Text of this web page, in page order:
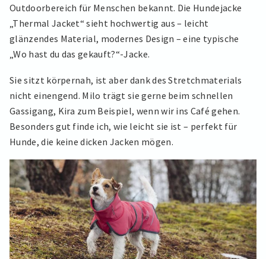
Outdoorbereich für Menschen bekannt. Die Hundejacke
„Thermal Jacket“ sieht hochwertig aus – leicht
glänzendes Material, modernes Design – eine typische
„Wo hast du das gekauft?“-Jacke.
Sie sitzt körpernah, ist aber dank des Stretchmaterials
nicht einengend. Milo trägt sie gerne beim schnellen
Gassigang, Kira zum Beispiel, wenn wir ins Café gehen.
Besonders gut finde ich, wie leicht sie ist – perfekt für
Hunde, die keine dicken Jacken mögen.